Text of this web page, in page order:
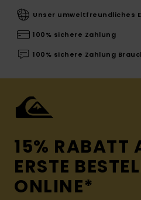
Unser umweltfreundliches
100% sichere Zahlung
100% sichere Zahlung
15% RABATT
ERSTE
ONLINE*